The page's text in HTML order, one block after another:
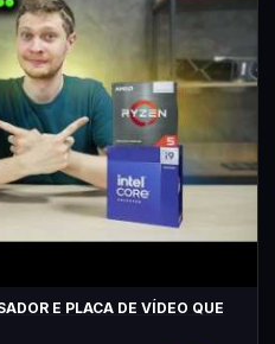
E PLACA DE VÍDEO QUE